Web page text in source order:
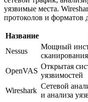
уязвимые места.
протоколов и форматов
Название
Nessus
Мощный
OpenVAS
Открытая
уязвимостей
Wireshark
Сетевой
и анализа